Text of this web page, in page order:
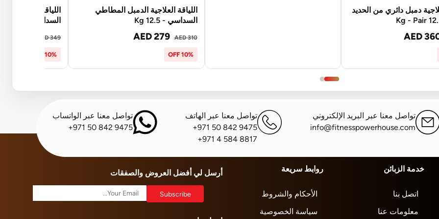
دمبل دائري من الحديد
AED
اللياقة العلاجية الدمبل المطاطي
السداسي - 12.5 Kg
AED 279 AED 310
10% OFF
اللياقة العلاجية
السداسي - 15 Kg
AED 349
10% OFF
تواصل معنا عبر البريد الإلكتروني
info@fitnesspowerhouse.com
تواصل معنا عبر الهاتف
+971 50 842 9475
+971 4 584 8817
تواصل معنا عبر الواتساب
+971 50 842 9475
خدمة الزبائن
اتصل بنا
معلومات عنا
روابط سريعة
الأحكام والشروط
سياسة الخصوصية
أرسل لي أفضل العروض والصفقات